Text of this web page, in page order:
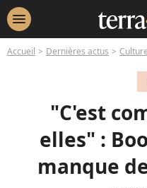
menu
Accueil Dernières actus Culture
"C'est
elles" :
manque